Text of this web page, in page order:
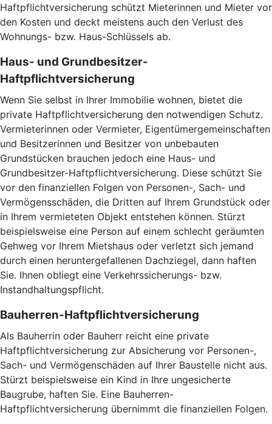
Haftpflichtversicherung schützt Mieterinnen und Mieter vor
den Kosten und deckt meistens auch den Verlust des
Wohnungs- bzw. Haus-Schlüssels ab.
Haus- und Grundbesitzer-
Haftpflichtversicherung
Wenn Sie selbst in Ihrer Immobilie wohnen, bietet die
private Haftpflichtversicherung den notwendigen Schutz.
Vermieterinnen oder Vermieter, Eigentümergemeinschaften
und Besitzerinnen und Besitzer von unbebauten
Grundstücken brauchen jedoch eine Haus- und
Grundbesitzer-Haftpflichtversicherung. Diese schützt Sie
vor den finanziellen Folgen von Personen-, Sach- und
Vermögensschäden, die Dritten auf Ihrem Grundstück oder
in Ihrem vermieteten Objekt entstehen können. Stürzt
beispielsweise eine Person auf einem schlecht geräumten
Gehweg vor Ihrem Mietshaus oder verletzt sich jemand
durch einen heruntergefallenen Dachziegel, dann haften
Sie. Ihnen obliegt eine Verkehrssicherungs- bzw.
Instandhaltungspflicht.
Bauherren-Haftpflichtversicherung
Als Bauherrin oder Bauherr reicht eine private
Haftpflichtversicherung zur Absicherung vor Personen-,
Sach- und Vermögenschäden auf Ihrer Baustelle nicht aus.
Stürzt beispielsweise ein Kind in Ihre ungesicherte
Baugrube, haften Sie. Eine Bauherren-
Haftpflichtversicherung übernimmt die finanziellen Folgen.